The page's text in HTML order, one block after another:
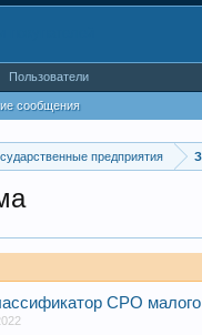
предприятия
СРО
сообщения
Пользователи